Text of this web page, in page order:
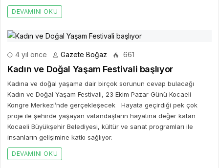
DEVAMINI OKU
4 yıl önce Gazete Boğaz 661
Kadın ve Doğal Yaşam Festivali başlıyor
Kadına ve doğal yaşama dair birçok sorunun cevap bulacağı
Kadın ve Doğal Yaşam Festivali, 23 Ekim Pazar Günü Kocaeli
Kongre Merkezi’nde gerçekleşecek Hayata geçirdiği pek çok
proje ile şehirde yaşayan vatandaşların hayatına değer katan
Kocaeli Büyükşehir Belediyesi, kültür ve sanat programları ile
insanların gelişimine katkı sağlıyor.
DEVAMINI OKU